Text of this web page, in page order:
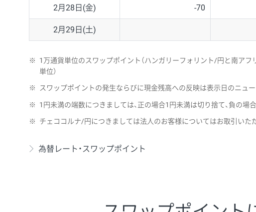
2月28日(金) -70
2月29日(土)
※
1万通貨単位のスワップポイント（ハンガリーフォリント/円と南ア
単位）
※ スワップポイントの発生ならびに現金残高への反映は表示日のニュ
※ 1円未満の端数につきましては、正の場合1円未満は切り捨て、負の場
※ チェココルナ/円につきましては法人のお客様についてはお取引いた
為替レート・スワップポイント